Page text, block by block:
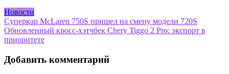
Новости
Навигация
по
Суперкар McLaren 750S пришел на смену модели 720S
Обновленный кросс-хэтчбек Chery Tiggo 2 Pro: экспорт в
приоритете
Добавить комментарий